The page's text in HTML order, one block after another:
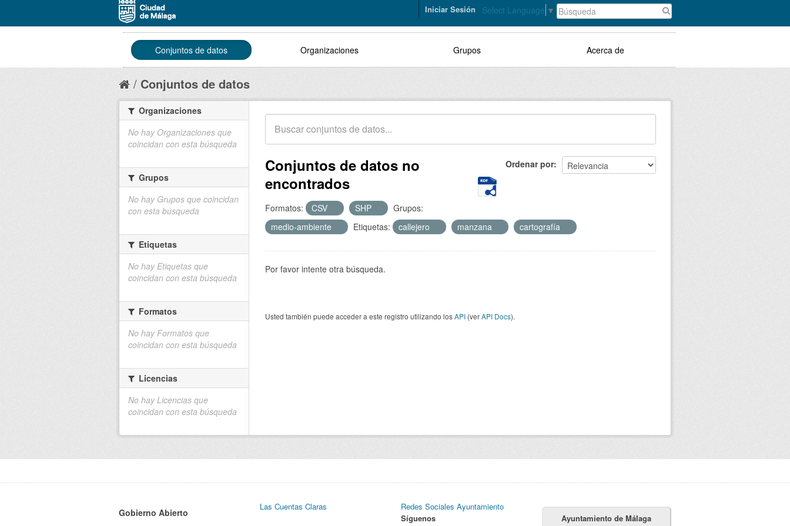
Select Language ▼
Iniciar Sesión
Conjuntos de datos Organizaciones Grupos Acerca de
Conjuntos de datos
Ordenar por
Conjuntos de datos no
encontrados
Formatos: CSV SHP
Grupos:
medio-ambiente
Etiquetas: callejero manzana cartografía
Por favor intente otra búsqueda.
Usted también puede acceder a este registro utilizando losAPI (verAPI Docs).
Organizaciones
No hay Organizaciones que
coincidan con esta búsqueda
Grupos
No hay Grupos que coincidan
con esta búsqueda
Etiquetas
No hay Etiquetas que
coincidan con esta búsqueda
Formatos
No hay Formatos que
coincidan con esta búsqueda
Licencias
No hay Licencias que
coincidan con esta búsqueda
Gobierno Abierto
Las Cuentas Claras
Redes Sociales Ayuntamiento
Síguenos
Ayuntamiento de Málaga